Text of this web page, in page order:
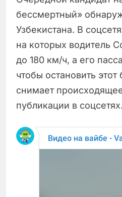
бессмертный»
Узбекистана. В
на которых водитель
до 180 км/ч, а его
чтобы остановить
снимает
публикации в соцсетях.